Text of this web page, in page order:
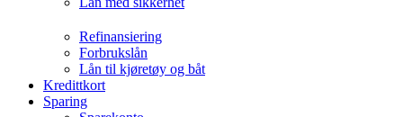
Refinansiering
Forbrukslån
Lån til kjøretøy og båt
Kredittkort
Sparing